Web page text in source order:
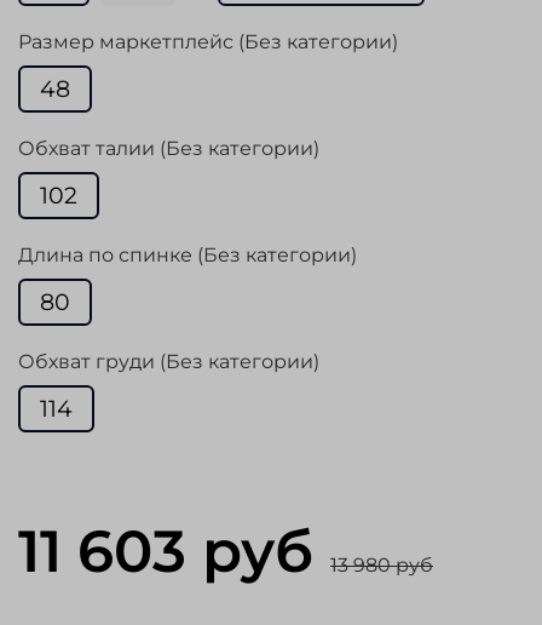
Размер маркетплейс (Без категории)
48
Обхват талии (Без категории)
102
Длина по спинке (Без категории)
80
Обхват груди (Без категории)
114
11 603 руб 13 980 руб